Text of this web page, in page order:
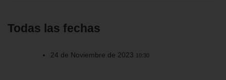
Todas las fechas
24 de Noviembre de 2023 10:30